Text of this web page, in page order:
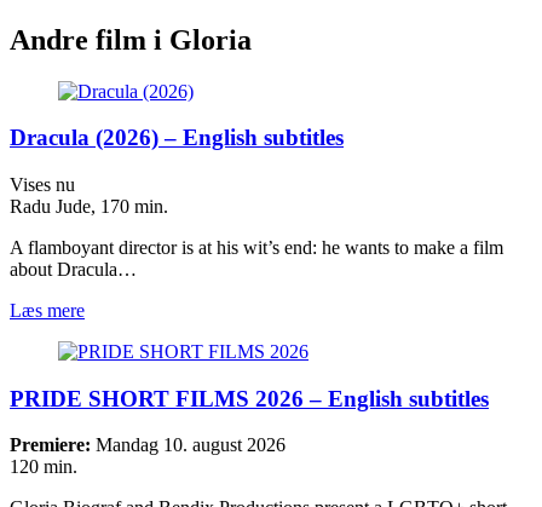
Andre film i Gloria
Dracula (2026) – English subtitles
Vises nu
Radu Jude, 170 min.
A flamboyant director is at his wit’s end: he wants to make a film
about Dracula…
Læs mere
PRIDE SHORT FILMS 2026 – English subtitles
Premiere: Mandag 10. august 2026
120 min.